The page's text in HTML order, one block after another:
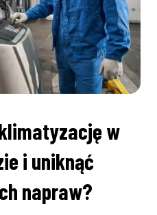
w
i uniknąć
napraw?